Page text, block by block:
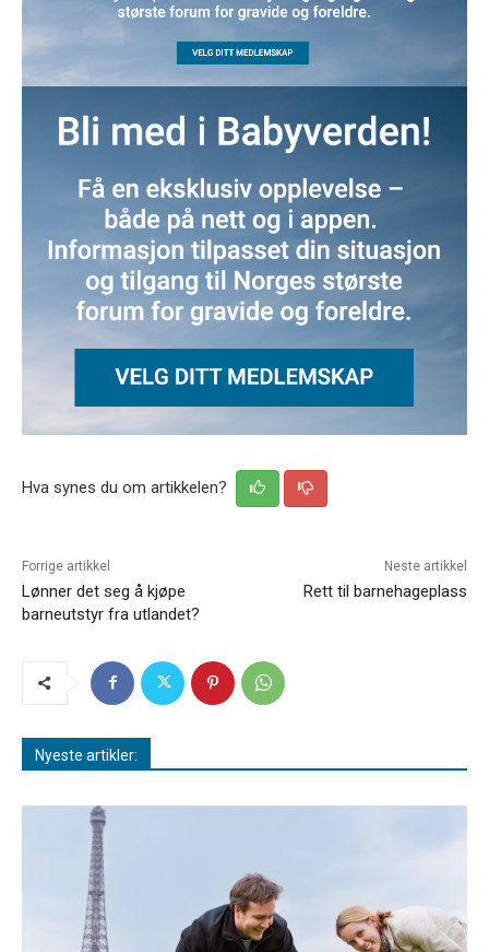
Hva synes du om artikkelen?
Forrige artikkel
Lønner det seg å kjøpe
barneutstyr fra utlandet?
Neste artikkel
Rett til barnehageplass
Nyeste artikler: